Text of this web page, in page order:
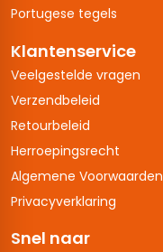
Portugese tegels
Klantenservice
Veelgestelde vragen
Verzendbeleid
Retourbeleid
Herroepingsrecht
Algemene Voorwaarden
Privacyverklaring
Snel naar